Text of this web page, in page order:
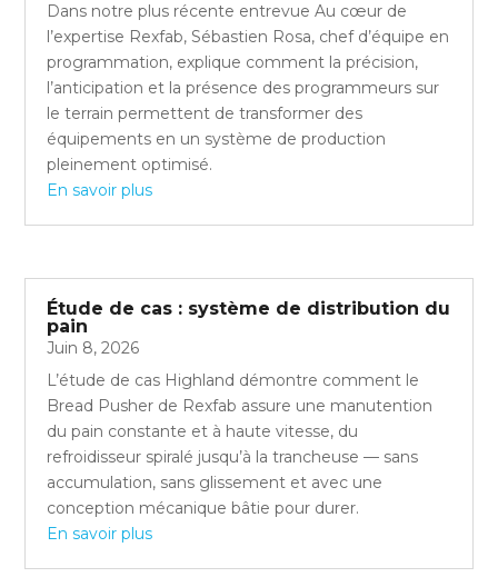
Dans notre plus récente entrevue Au cœur de
l’expertise Rexfab, Sébastien Rosa, chef d’équipe en
programmation, explique comment la précision,
l’anticipation et la présence des programmeurs sur
le terrain permettent de transformer des
équipements en un système de production
pleinement optimisé.
En savoir plus
Étude de cas : système de distribution du
pain
Juin 8, 2026
L’étude de cas Highland démontre comment le
Bread Pusher de Rexfab assure une manutention
du pain constante et à haute vitesse, du
refroidisseur spiralé jusqu’à la trancheuse — sans
accumulation, sans glissement et avec une
conception mécanique bâtie pour durer.
En savoir plus